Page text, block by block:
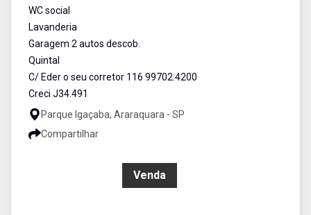
WC social
Lavanderia
Garagem 2 autos descob.
Quintal
C/ Eder o seu corretor 116 99702.4200
Creci J34.491
Parque Igaçaba, Araraquara - SP
Compartilhar
Venda